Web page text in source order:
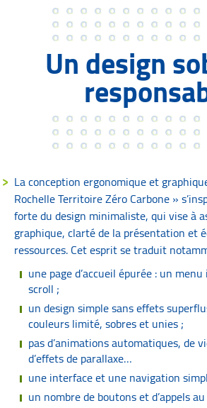
Un design
La conception ergonomique et
Rochelle Territoire Zéro Carbone »
forte du design minimaliste, qui vise à
graphique, clarté de la présentation et
ressources. Cet esprit se traduit
une page d’accueil épurée : un
scroll ;
un design simple sans effets
couleurs limité, sobres et unies ;
pas d’animations automatiques, de
d’effets de parallaxe…
une interface et une navigation
un nombre de boutons et d’appels